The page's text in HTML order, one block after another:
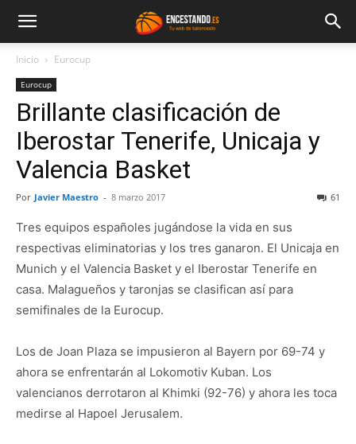
Inicio Eurocup
Eurocup
Brillante clasificación de
Iberostar Tenerife, Unicaja y
Valencia Basket
Por Javier Maestro - 8 marzo 2017 61
Tres equipos españoles jugándose la vida en sus
respectivas eliminatorias y los tres ganaron. El Unicaja en
Munich y el Valencia Basket y el Iberostar Tenerife en
casa. Malagueños y taronjas se clasifican así para
semifinales de la Eurocup.
Los de Joan Plaza se impusieron al Bayern por 69-74 y
ahora se enfrentarán al Lokomotiv Kuban. Los
valencianos derrotaron al Khimki (92-76) y ahora les toca
medirse al Hapoel Jerusalem.